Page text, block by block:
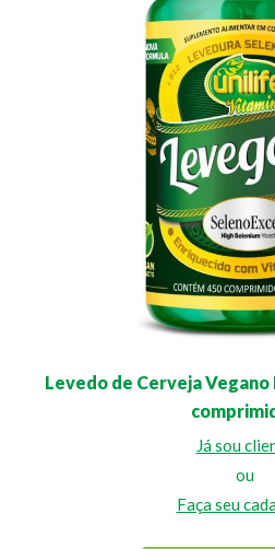
Levedo de Cerveja
Já sou
ou
Faça seu